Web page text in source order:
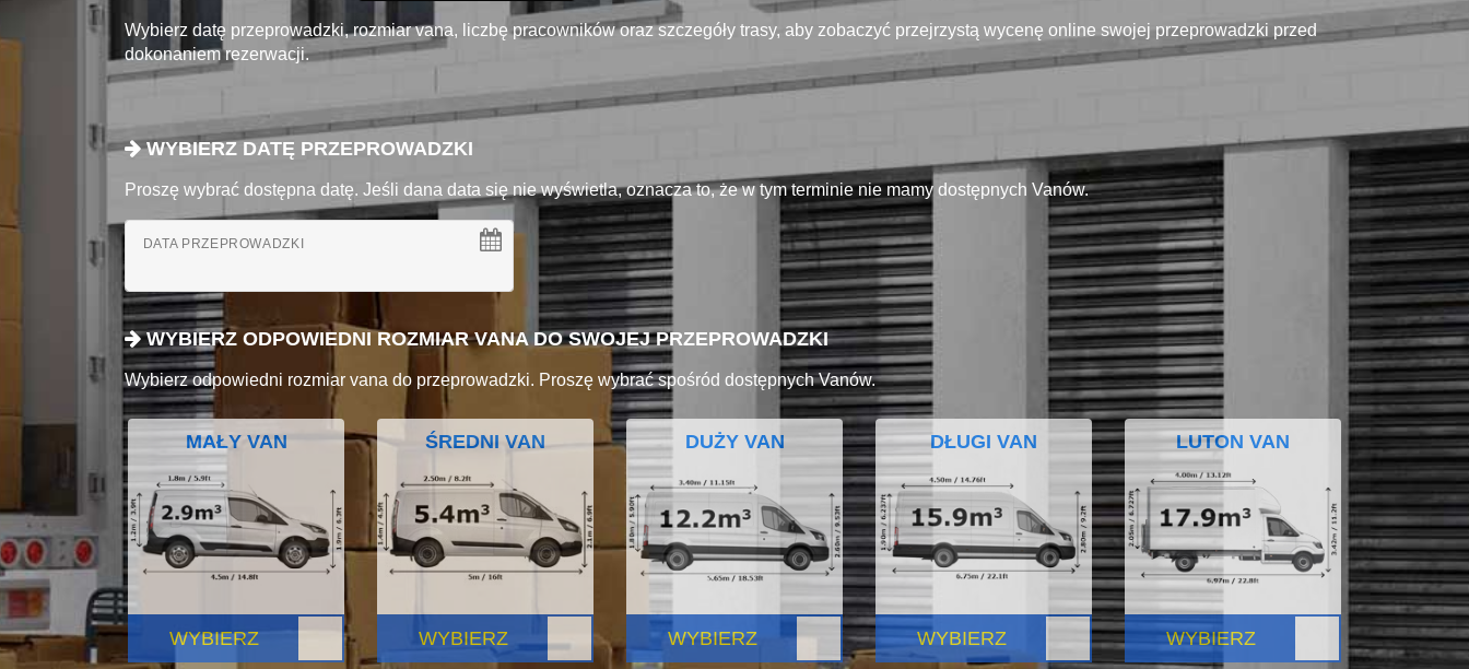
Wybierz datę przeprowadzki, rozmiar vana, liczbę pracowników oraz szczegóły trasy, aby zobaczyć przejrzystą wycenę online swojej przeprowadzki przed
dokonaniem rezerwacji.
WYBIERZ DATĘ PRZEPROWADZKI
Proszę wybrać dostępna datę. Jeśli dana data się nie wyświetla, oznacza to, że w tym terminie nie mamy dostępnych Vanów.
DATA PRZEPROWADZKI
WYBIERZ ODPOWIEDNI ROZMIAR VANA DO SWOJEJ PRZEPROWADZKI
Wybierz odpowiedni rozmiar vana do przeprowadzki. Proszę wybrać spośród dostępnych Vanów.
MAŁY VAN
WYBIERZ
ŚREDNI VAN
WYBIERZ
DUŻY VAN
WYBIERZ
DŁUGI VAN
WYBIERZ
LUTON VAN
WYBIERZ